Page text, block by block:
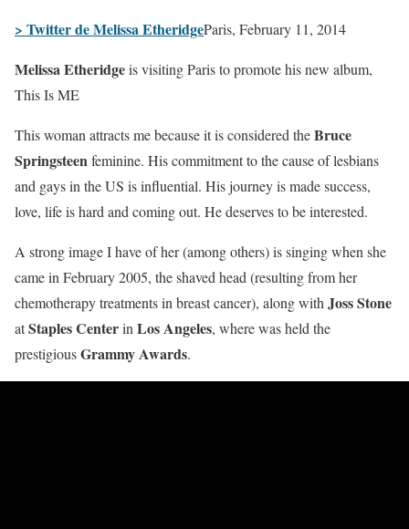
> Twitter de Melissa EtheridgeParis, February 11, 2014
Melissa Etheridgeis visiting Paris to promote his new album,
This Is ME
This woman attracts me because it is considered theBruce
Springsteen feminine. His commitment to the cause of lesbians
and gays in the US is influential. His journey is made success,
love, life is hard and coming out. He deserves to be interested.
A strong image I have of her (among others) is singing when she
came in February 2005, the shaved head (resulting from her
chemotherapy treatments in breast cancer), along with Joss Stone
atStaples Centerin Los Angeles, where was held the
prestigiousGrammy Awards.